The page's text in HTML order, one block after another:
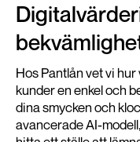
Hos Pantlån vet vi
kunder en enkel och
dina smycken och
avancerade AI-